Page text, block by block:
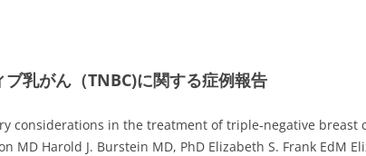
ブ乳がん（TNBC)に関する症例報告
considerations in the treatment of triple‐negative breast
MD Harold J. Burstein MD, PhD Elizabeth S. Frank EdM